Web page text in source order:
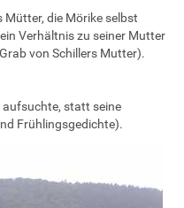
Mütter, die Mörike selbst
Verhältnis zu seiner Mutter
von Schillers Mutter).
aufsuchte, statt seine
Frühlingsgedichte).